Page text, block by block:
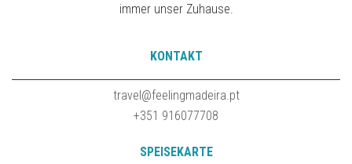
immer unser Zuhause.
KONTAKT
travel@feelingmadeira.pt
+351 916077708
SPEISEKARTE